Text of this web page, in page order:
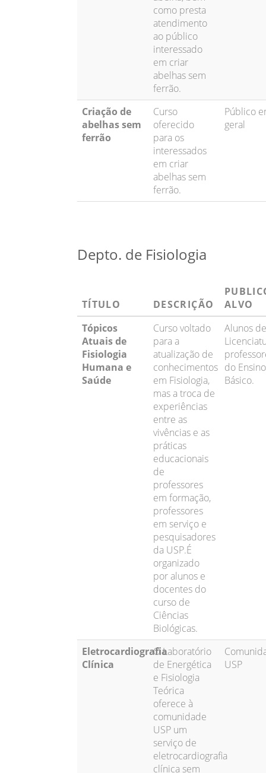
como presta
atendimento
ao público
interessado
em criar
abelhas sem
ferrão.
Criação de
abelhas sem
ferrão
Curso
oferecido
para os
interessados
em criar
abelhas sem
ferrão.
Público
geral
Depto. de Fisiologia
TÍTULO DESCRIÇÃO
ALVO
Tópicos
Atuais de
Fisiologia
Humana e
Saúde
Curso voltado
para a
atualização de
conhecimentos
em Fisiologia,
mas a troca de
experiências
entre as
vivências e as
práticas
educacionais
de
professores
em formação,
professores
em serviço e
pesquisadores
da USP.É
organizado
por alunos e
docentes do
curso de
Ciências
Biológicas.
Alunos de
do Ensino
Básico.
Eletrocardiografia
Clínica
O Laboratório
de Energética
e Fisiologia
Teórica
oferece à
comunidade
USP um
serviço de
eletrocardiografia
clínica sem
USP